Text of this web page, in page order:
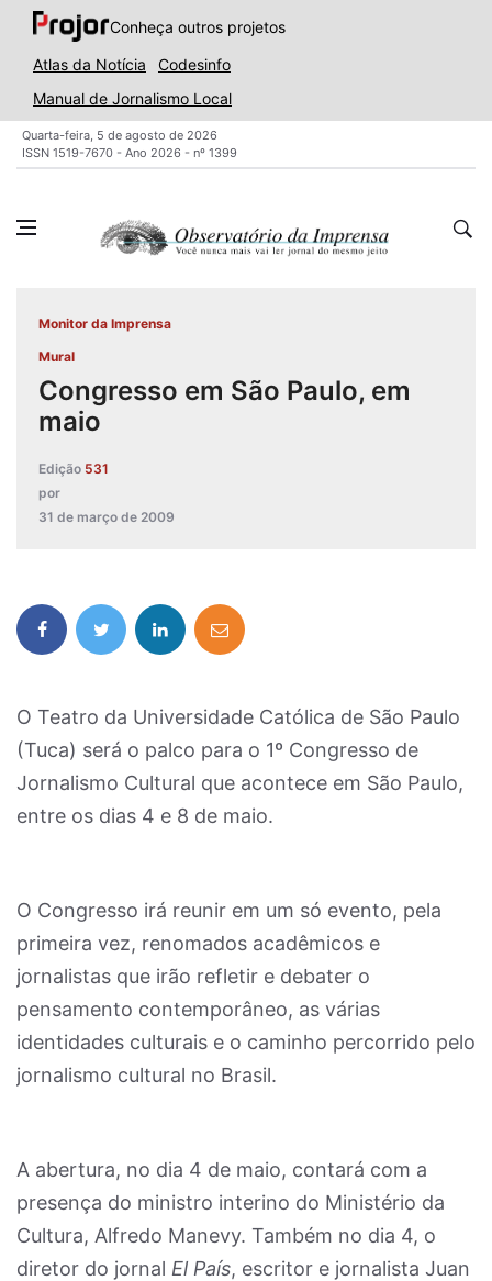
Conheça outros projetos
Atlas da Notícia
Codesinfo
Manual de Jornalismo Local
Quarta-feira, 5 de agosto de 2026
ISSN 1519-7670 - Ano 2026 - nº 1399
Monitor da Imprensa
Mural
Congresso em São Paulo, em
maio
Edição 531
por
31 de março de 2009
O Teatro da Universidade Católica de São Paulo
(Tuca) será o palco para o 1º Congresso de
Jornalismo Cultural que acontece em São Paulo,
entre os dias 4 e 8 de maio.
O Congresso irá reunir em um só evento, pela
primeira vez, renomados acadêmicos e
jornalistas que irão refletir e debater o
pensamento contemporâneo, as várias
identidades culturais e o caminho percorrido pelo
jornalismo cultural no Brasil.
A abertura, no dia 4 de maio, contará com a
presença do ministro interino do Ministério da
Cultura, Alfredo Manevy. Também no dia 4, o
diretor do jornal El País, escritor e jornalista Juan